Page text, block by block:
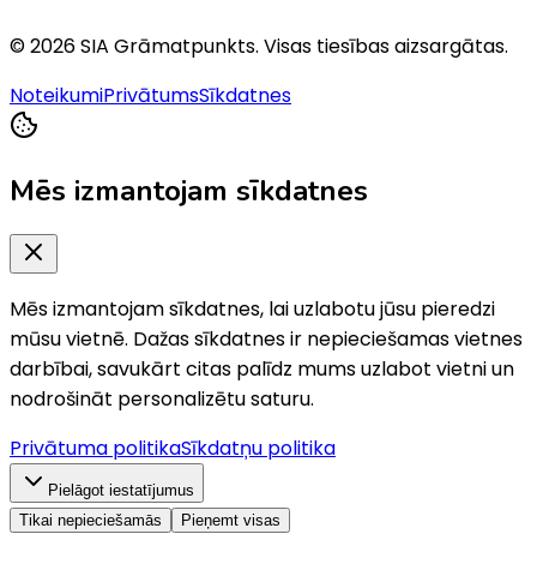
©2026SIA Grāmatpunkts. Visas tiesības aizsargātas.
NoteikumiPrivātumsSīkdatnes
Mēs izmantojam sīkdatnes
Mēs izmantojam sīkdatnes, lai uzlabotu jūsu pieredzi
mūsu vietnē. Dažas sīkdatnes ir nepieciešamas vietnes
darbībai, savukārt citas palīdz mums uzlabot vietni un
nodrošināt personalizētu saturu.
Privātuma politikaSīkdatņu politika
Pielāgot iestatījumus
Tikai nepieciešamās
Pieņemt visas